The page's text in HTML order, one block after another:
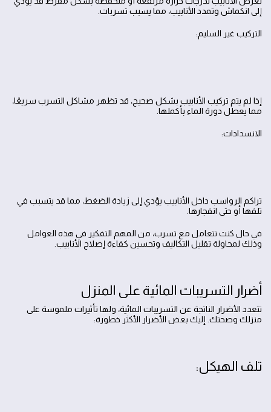
إلى انكماش وتمدد الأنابيب، مما يسبب تسربات.
التركيب غير السليم:
إذا لم يتم تركيب الأنابيب بشكل صحيح، قد تظهر مشاكل التسرب سريعًا،
مما يعطل دورة الماء بأكملها.
الانسدادات:
تراكم الرواسب داخل الأنابيب يؤدي إلى زيادة الضغط، مما قد يتسبب في
تلفها أو حتى انفجارها.
في حال كنت تتعامل مع تسرب، من المهم التفكير في هذه العوامل
وذلك لمحاولة تقليل التكاليف وتحسين كفاءة إصلاح الأنابيب.
أضرار التسريبات المائية على المنزل
تتعدد الأضرار الناتجة عن التسريبات المائية، ولها تأثيرات ملموسة على
منزلك وصحتك. إليك بعض الأضرار الأكثر خطورة:
تلف الهيكل: